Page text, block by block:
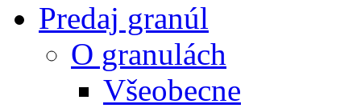
Predaj granúl
O granulách
Všeobecne